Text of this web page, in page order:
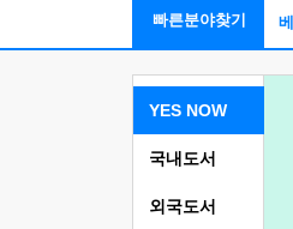
빠른분야찾기
YES NOW
국내도서
외국도서